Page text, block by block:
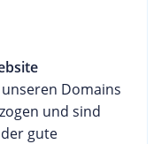
Domains
und sind
gute